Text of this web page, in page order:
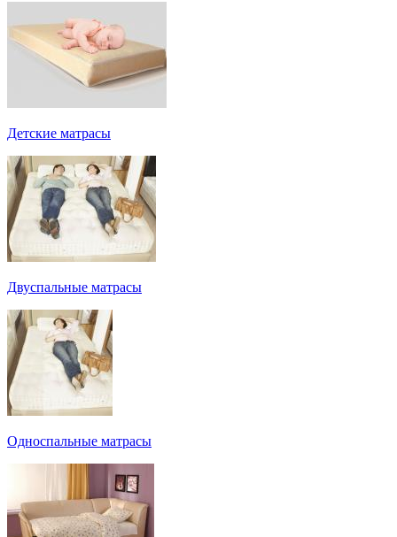
Детские матрасы
Двуспальные матрасы
Односпальные матрасы